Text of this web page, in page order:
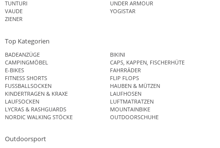
TUNTURI
UNDER ARMOUR
VAUDE
YOGISTAR
ZIENER
Top Kategorien
BADEANZÜGE
BIKINI
CAMPINGMÖBEL
CAPS, KAPPEN, FISCHERHÜTE
E-BIKES
FAHRRÄDER
FITNESS SHORTS
FLIP FLOPS
FUSSBALLSOCKEN
HAUBEN & MÜTZEN
KINDERTRAGEN & KRAXE
LAUFHOSEN
LAUFSOCKEN
LUFTMATRATZEN
LYCRAS & RASHGUARDS
MOUNTAINBIKE
NORDIC WALKING STÖCKE
OUTDOORSCHUHE
Outdoorsport